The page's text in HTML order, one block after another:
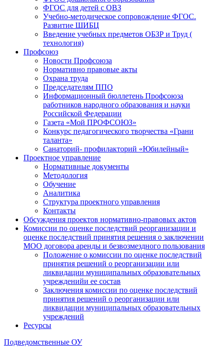
ФГОС для детей с ОВЗ
Учебно-методическое сопровождение ФГОС.
Развитие ШИБЦ
Введение учебных предметов ОБЗР и Труд (
технология)
Профсоюз
Новости Профсоюза
Нормативно правовые акты
Охрана труда
Председателям ППО
Информационный бюллетень Профсоюза
работников народного образования и науки
Российской Федерации
Газета «Мой ПРОФСОЮЗ»
Конкурс педагогического творчества «Грани
таланта»
Санаторий- профилакторий «Юбилейный»
Проектное управление
Нормативные документы
Методология
Обучение
Аналитика
Структура проектного управления
Контакты
Обсуждения проектов нормативно-правовых актов
Комиссии по оценке последствий реорганизации и
оценке последствий принятия решения о заключении
МОО договора аренды и безвозмездного пользования
Положение о комиссии по оценке последствий
принятия решений о реорганизации или
ликвидации муниципальных образовательных
учрежденийи ее состав
Заключения комиссии по оценке последствий
принятия решений о реорганизации или
ликвидации муниципальных образовательных
учреждений
Ресурсы
Подведомственные ОУ